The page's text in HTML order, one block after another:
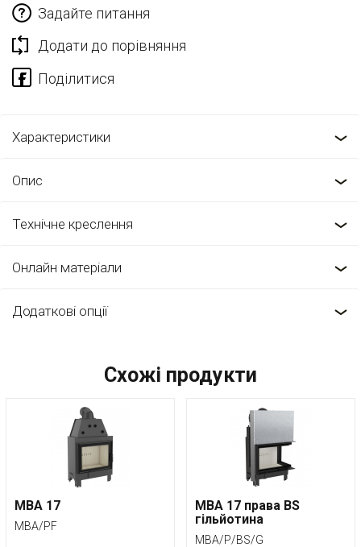
Задайте питання
Додати до порівняння
Характеристики
Опис
Технічне креслення
Онлайн матеріали
Додаткові опції
Схожі продукти
MBA 17
MBA/PF
MBA 17 права BS
гільйотина
MBA/P/BS/G